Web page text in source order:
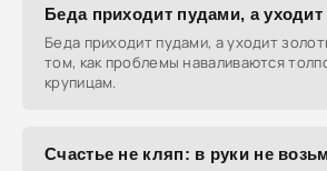
Беда приходит пудами, а
Беда приходит пудами, а уходит
том, как проблемы наваливаются
крупицам.
Счастье не кляп: в руки не